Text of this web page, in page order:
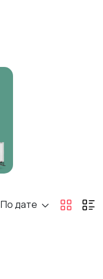
По дате